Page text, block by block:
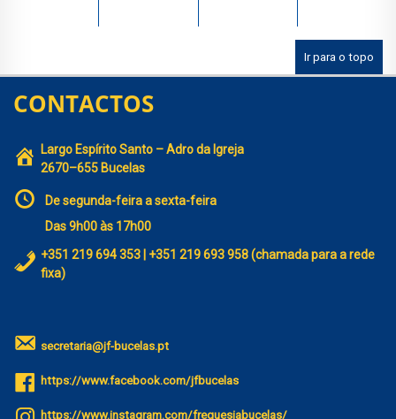
Ir para o topo
CONTACTOS
Largo Espírito Santo – Adro da Igreja
2670–655 Bucelas
De segunda-feira a sexta-feira
Das 9h00 às 17h00
+351 219 694 353 | +351 219 693 958 (chamada para a rede
fixa)
secretaria@jf-bucelas.pt
https://www.facebook.com/jfbucelas
https://www.instagram.com/freguesiabucelas/